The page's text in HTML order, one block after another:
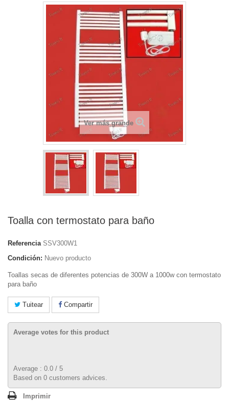
Ver más grande
Toalla con termostato para baño
Referencia SSV300W1
Condición: Nuevo producto
Toallas secas de diferentes potencias de 300W a 1000w con termostato
para baño
Tuitear Compartir
Average votes for this product
Average : 0.0 / 5
Based on 0 customers advices.
Imprimir